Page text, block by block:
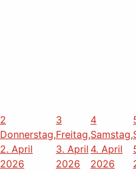
2
Donnerstag,
2. April
2026
3
Freitag,
3. April
2026
4
Samstag,
4. April
2026